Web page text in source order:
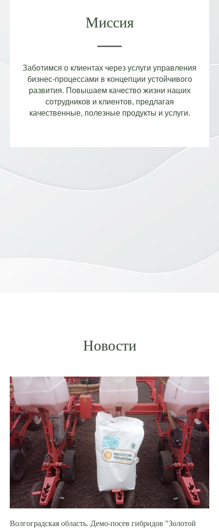
Миссия
Заботимся о клиентах через услуги управления
бизнес-процессами в концепции устойчивого
развития. Повышаем качество жизни наших
сотрудников и клиентов, предлагая
качественные, полезные продукты и услуги.
Новости
Волгоградская область. Демо-посев гибридов "Золотой